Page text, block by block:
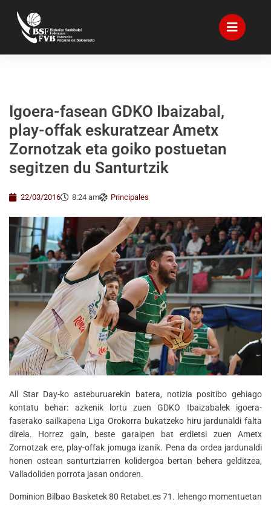
Igoera-fasean GDKO Ibaizabal,
play-offak eskuratzear Ametx
Zornotzak eta goiko postuetan
segitzen du Santurtzik
22/03/2016 8:24 am Principales
All Star Day-ko asteburuarekin batera, notizia positibo gehiago
kontatu behar: azkenik lortu zuen GDKO Ibaizabalek igoera-
faserako sailkapena Liga Orokorra bukatzeko hiru jardunaldi falta
direla. Horrez gain, beste garaipen bat erdietsi zuen Ametx
Zornotzak ere, play-offak jomuga izanik. Pena da ordea jardunaldi
honen ostean santurtziarren kolidergoa bertan behera gelditzea,
Valladoliden porrota jasan ondoren.
Dominion Bilbao Basketek 80 Retabet.es 71. lehengo momentuetan